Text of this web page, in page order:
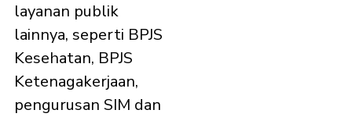
layanan publik
lainnya, seperti BPJS
Kesehatan, BPJS
Ketenagakerjaan,
pengurusan SIM dan